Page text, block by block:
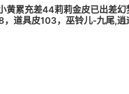
黄累充差44莉莉金皮已出差
道具皮103，巫铃儿-九尾,
鸦公爵,逍遥-莲华渡,薇薇安-
-橙留香,逍遥-菠萝吹雪,薇薇